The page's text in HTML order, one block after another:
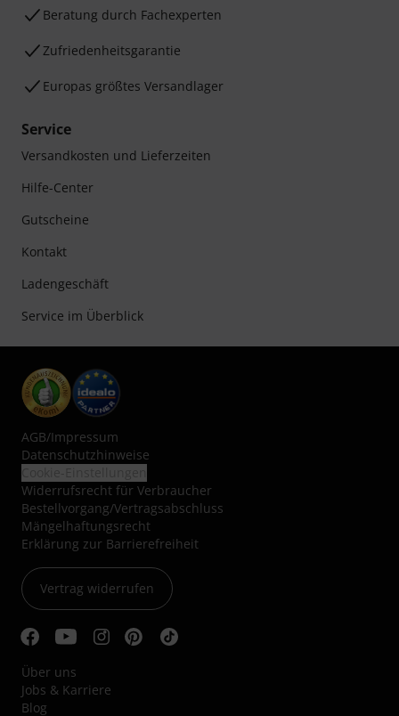
Beratung durch Fachexperten
Zufriedenheitsgarantie
Europas größtes Versandlager
Service
Versandkosten und Lieferzeiten
Hilfe-Center
Gutscheine
Kontakt
Ladengeschäft
Service im Überblick
AGB/Impressum
Datenschutzhinweise
Widerrufsrecht für Verbraucher
Bestellvorgang/Vertragsabschluss
Mängelhaftungsrecht
Erklärung zur Barrierefreiheit
Vertrag widerrufen
Über uns
Jobs & Karriere
Blog